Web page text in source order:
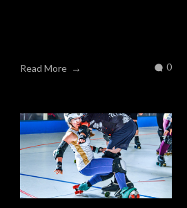
Read More 0